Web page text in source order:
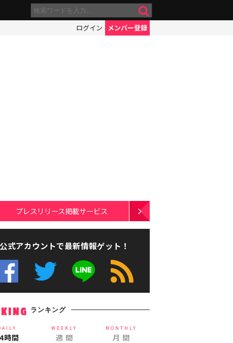
ログイン メンバー登録
プレスリリース掲載サービス
公式アカウントで最新情報ゲット！
ランキング
時間
WEEKLY
週 間
MONTHLY
月 間